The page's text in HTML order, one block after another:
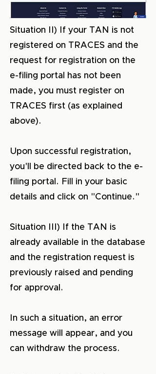
Situation II) If your TAN is not
registered on TRACES and the
request for registration on the
e-filing portal has not been
made, you must register on
TRACES first (as explained
above).
Upon successful registration,
you'll be directed back to the e-
filing portal. Fill in your basic
details and click on "Continue."
Situation III) If the TAN is
already available in the database
and the registration request is
previously raised and pending
for approval.
In such a situation, an error
message will appear, and you
can withdraw the process.